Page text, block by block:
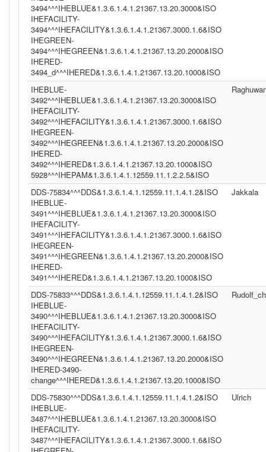
3494^^^IHEBLUE&1.3.6.1.4.1.21367.13.20.3000&ISO
IHEFACILITY-
3494^^^IHEFACILITY&1.3.6.1.4.1.21367.3000.1.6&ISO
IHEGREEN-
3494^^^IHEGREEN&1.3.6.1.4.1.21367.13.20.2000&ISO
IHERED-
3494_d^^^IHERED&1.3.6.1.4.1.21367.13.20.1000&ISO
IHEBLUE-
3492^^^IHEBLUE&1.3.6.1.4.1.21367.13.20.3000&ISO
IHEFACILITY-
3492^^^IHEFACILITY&1.3.6.1.4.1.21367.3000.1.6&ISO
IHEGREEN-
3492^^^IHEGREEN&1.3.6.1.4.1.21367.13.20.2000&ISO
IHERED-
3492^^^IHERED&1.3.6.1.4.1.21367.13.20.1000&ISO
5928^^^IHEPAM&1.3.6.1.4.1.12559.11.1.2.2.5&ISO
DDS-75834^^^DDS&1.3.6.1.4.1.12559.11.1.4.1.2&ISO
IHEBLUE-
3491^^^IHEBLUE&1.3.6.1.4.1.21367.13.20.3000&ISO
IHEFACILITY-
3491^^^IHEFACILITY&1.3.6.1.4.1.21367.3000.1.6&ISO
IHEGREEN-
3491^^^IHEGREEN&1.3.6.1.4.1.21367.13.20.2000&ISO
IHERED-
3491^^^IHERED&1.3.6.1.4.1.21367.13.20.1000&ISO
Jakkala
DDS-75833^^^DDS&1.3.6.1.4.1.12559.11.1.4.1.2&ISO
IHEBLUE-
3490^^^IHEBLUE&1.3.6.1.4.1.21367.13.20.3000&ISO
IHEFACILITY-
3490^^^IHEFACILITY&1.3.6.1.4.1.21367.3000.1.6&ISO
IHEGREEN-
3490^^^IHEGREEN&1.3.6.1.4.1.21367.13.20.2000&ISO
IHERED-3490-
change^^^IHERED&1.3.6.1.4.1.21367.13.20.1000&ISO
DDS-75830^^^DDS&1.3.6.1.4.1.12559.11.1.4.1.2&ISO
IHEBLUE-
3487^^^IHEBLUE&1.3.6.1.4.1.21367.13.20.3000&ISO
IHEFACILITY-
3487^^^IHEFACILITY&1.3.6.1.4.1.21367.3000.1.6&ISO
Ulrich